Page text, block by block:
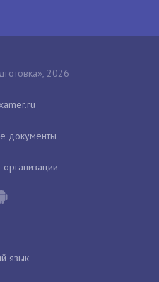
2026
документы
язык